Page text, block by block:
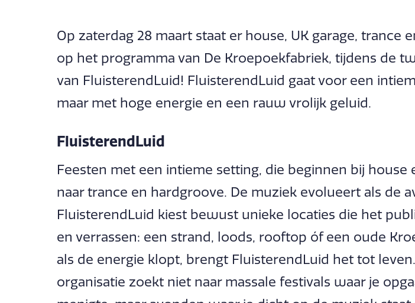
Op zaterdag 28 maart staat er house, UK garage, trance
op het programma van De Kroepoekfabriek, tijdens de
van FluisterendLuid! FluisterendLuid gaat voor een
maar met hoge energie en een rauw vrolijk geluid.
FluisterendLuid
Feesten met een intieme setting, die beginnen bij house
naar trance en hardgroove. De muziek evolueert als de
FluisterendLuid kiest bewust unieke locaties die het
en verrassen: een strand, loods, rooftop óf een oude
als de energie klopt, brengt FluisterendLuid het tot
organisatie zoekt niet naar massale festivals waar je